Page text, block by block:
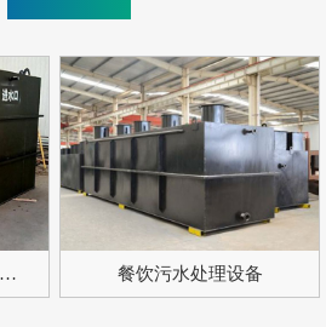
MBR膜一体化污水处理设备 餐饮污水处理设备